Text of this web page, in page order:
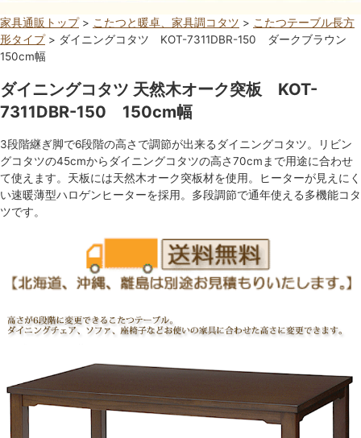
家具通販トップ> こたつと暖卓、家具調コタツ > こたつテーブル長方
形タイプ> ダイニングコタツ KOT-7311DBR-150 ダークブラウン
150cm幅
ダイニングコタツ 天然木オーク突板 KOT-
7311DBR-150 150cm幅
3段階継ぎ脚で6段階の高さで調節が出来るダイニングコタツ。リビン
グコタツの45cmからダイニングコタツの高さ70cmまで用途に合わせ
て使えます。天板には天然木オーク突板材を使用。ヒーターが見えにく
い速暖薄型ハロゲンヒーターを採用。多段調節で通年使える多機能コタ
ツです。